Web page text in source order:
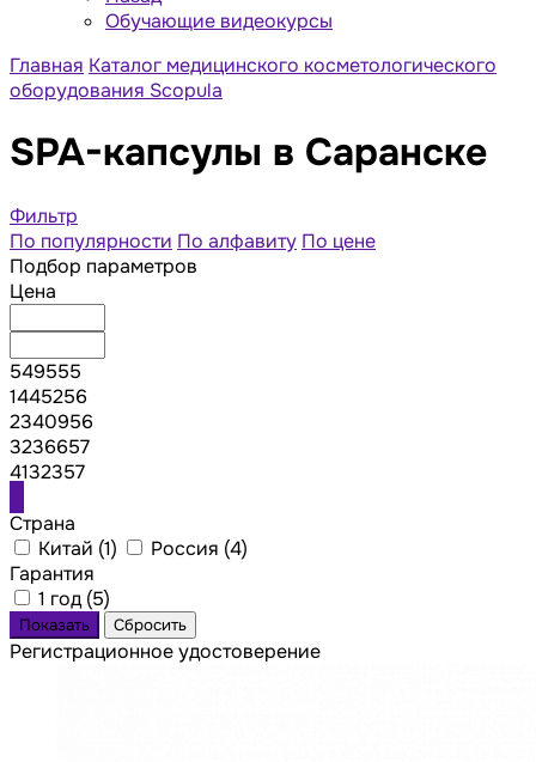
Обучающие видеокурсы
Главная Каталог медицинского косметологического
оборудования Scopula
SPA-капсулы в Саранске
Фильтр
По популярности По алфавиту По цене
Подбор параметров
Цена
549555
1445256
2340956
3236657
4132357
Страна
Китай (1) Россия (4)
Гарантия
1 год (5)
Регистрационное удостоверение